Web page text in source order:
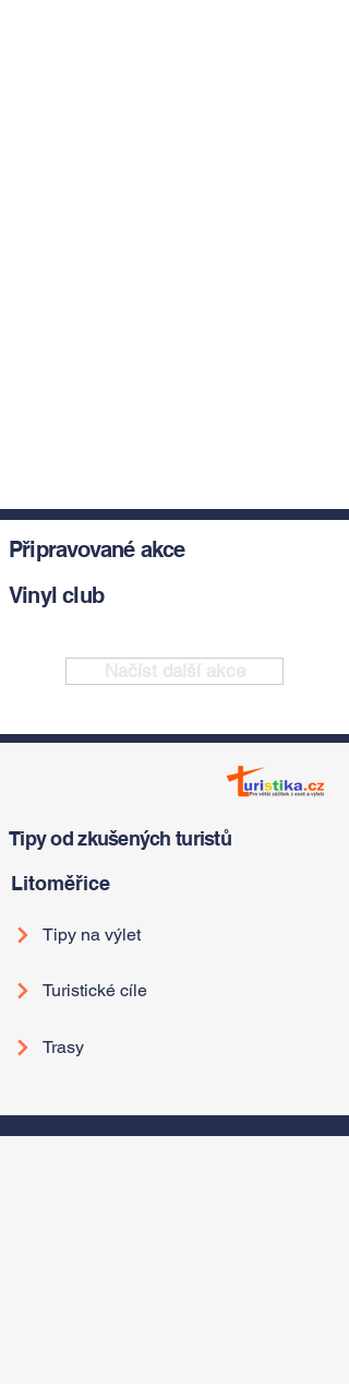
Připravované akce
Vinyl club
Načíst další akce
Tipy od zkušených turistů
Litoměřice
Tipy na výlet
Turistické cíle
Trasy